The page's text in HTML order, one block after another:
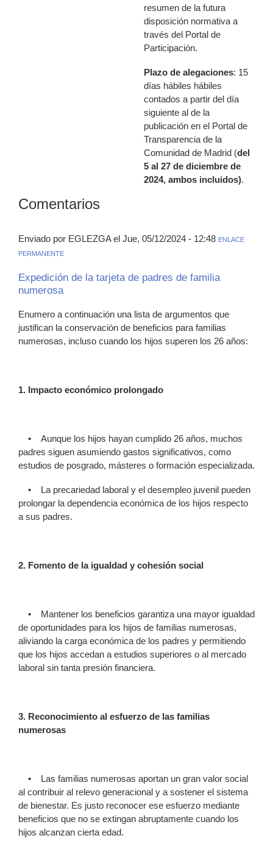
resumen de la futura
disposición normativa a
través del Portal de
Participación.
Plazo de alegaciones: 15
días hábiles hábiles
contados a partir del día
siguiente al de la
publicación en el Portal de
Transparencia de la
Comunidad de Madrid (del
5 al 27 de diciembre de
2024, ambos incluidos).
Comentarios
Enviado por EGLEZGA el Jue, 05/12/2024 - 12:48 ENLACE
PERMANENTE
Expedición de la tarjeta de padres de familia
numerosa
Enumero a continuación una lista de argumentos que
justifican la conservación de beneficios para familias
numerosas, incluso cuando los hijos superen los 26 años:
1. Impacto económico prolongado
• Aunque los hijos hayan cumplido 26 años, muchos
padres siguen asumiendo gastos significativos, como
estudios de posgrado, másteres o formación especializada.
• La precariedad laboral y el desempleo juvenil pueden
prolongar la dependencia económica de los hijos respecto
a sus padres.
2. Fomento de la igualdad y cohesión social
• Mantener los beneficios garantiza una mayor igualdad
de oportunidades para los hijos de familias numerosas,
aliviando la carga económica de los padres y permitiendo
que los hijos accedan a estudios superiores o al mercado
laboral sin tanta presión financiera.
3. Reconocimiento al esfuerzo de las familias
numerosas
• Las familias numerosas aportan un gran valor social
al contribuir al relevo generacional y a sostener el sistema
de bienestar. Es justo reconocer ese esfuerzo mediante
beneficios que no se extingan abruptamente cuando los
hijos alcanzan cierta edad.